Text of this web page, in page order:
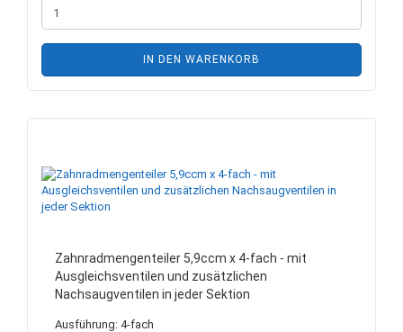
IN DEN WARENKORB
Zahnradmengenteiler 5,9ccm x 4-fach - mit
Ausgleichsventilen und zusätzlichen
Nachsaugventilen in jeder Sektion
Ausführung: 4-fach